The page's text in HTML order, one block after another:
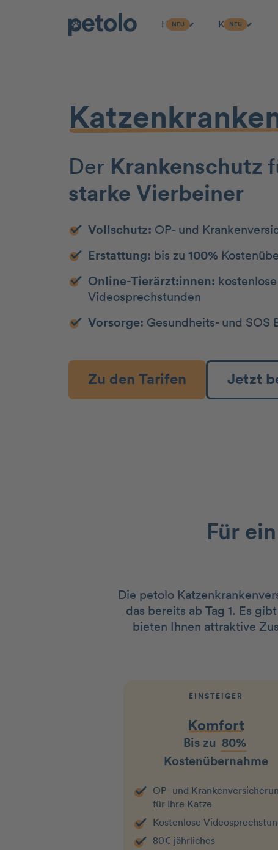
Hund
NEU Katze
NEU
Der Kranken­schutz
starke Vierbeiner
Vollschutz: OP- und
Erstattung: bis zu 100%
Online-Tierärzt:innen: kostenlose
Videosprechstunden
Vorsorge: Gesundheits- und SOS
Zu den Tarifen Jetzt
Für
Die petolo
das bereits ab Tag 1. Es
bieten Ihnen attraktive
EINSTEIGER
Komfort
Bis zu 80%
Kostenübernahme
OP- und
für Ihre Katze
Kostenlose
80€ jährliches